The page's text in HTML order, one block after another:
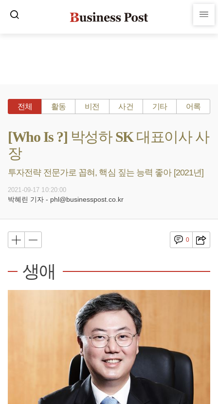
전체 활동 비전 사건 기타 어록
[Who Is ?] 박성하 SK 대표이사 사
장
투자전략 전문가로 꼽혀, 핵심 짚는 능력 좋아 [2021년]
2021-09-17 10:20:00
박혜린 기자 - phl@businesspost.co.kr
0
생애